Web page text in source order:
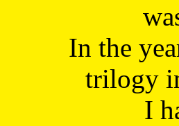
In the
trilogy
I